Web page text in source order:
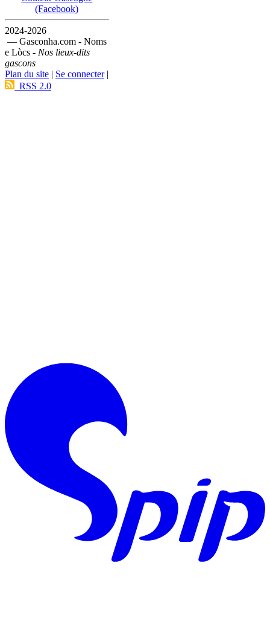
(Facebook)
2024-2026
— Gasconha.com - Noms
e Lòcs - Nos lieux-dits
gascons
Plan du site | Se connecter|
RSS 2.0